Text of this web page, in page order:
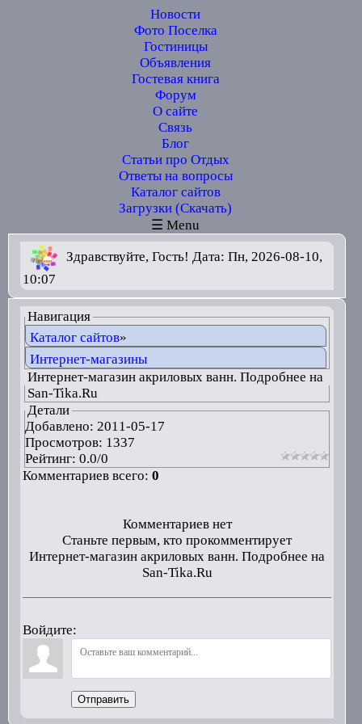
Новости
Фото Поселка
Гостиницы
Объявления
Гостевая книга
Форум
О сайте
Связь
Блог
Статьи про Отдых
Ответы на вопросы
Каталог сайтов
Загрузки (Скачать)
☰ Menu
Здравствуйте, Гость! Дата: Пн, 2026-08-10,
10:07
Навигация
Каталог сайтов»
Интернет-магазины
Интернет-магазин акриловых ванн. Подробнее на
San-Tika.Ru
Детали
Добавлено: 2011-05-17
Просмотров: 1337
Рейтинг: 0.0/0
Комментариев всего: 0
Комментариев нет
Станьте первым, кто прокомментирует
Интернет-магазин акриловых ванн. Подробнее на
San-Tika.Ru
Войдите:
Отправить